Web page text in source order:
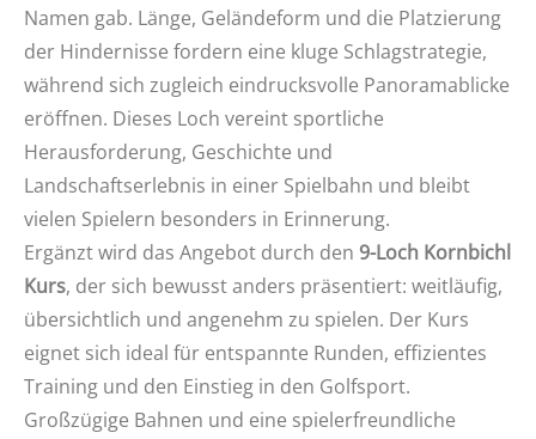
Namen gab. Länge, Geländeform und die Platzierung
der Hindernisse fordern eine kluge Schlagstrategie,
während sich zugleich eindrucksvolle Panoramablicke
eröffnen. Dieses Loch vereint sportliche
Herausforderung, Geschichte und
Landschaftserlebnis in einer Spielbahn und bleibt
vielen Spielern besonders in Erinnerung.
Ergänzt wird das Angebot durch den 9-Loch Kornbichl
Kurs, der sich bewusst anders präsentiert: weitläufig,
übersichtlich und angenehm zu spielen. Der Kurs
eignet sich ideal für entspannte Runden, effizientes
Training und den Einstieg in den Golfsport.
Großzügige Bahnen und eine spielerfreundliche